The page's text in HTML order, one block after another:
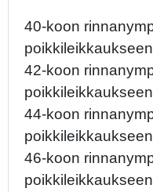
40-koon
42-koon
44-koon
46-koon